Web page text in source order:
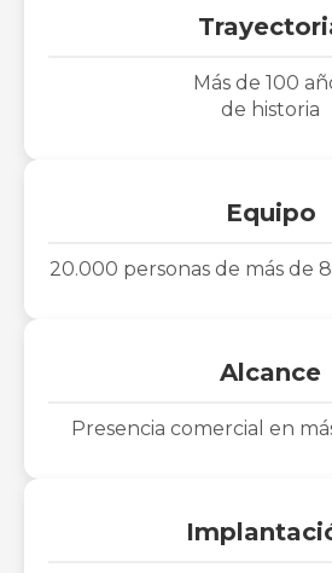
Más de 100
de historia
Equipo
20.000 personas de más de
Alcance
Presencia comercial en